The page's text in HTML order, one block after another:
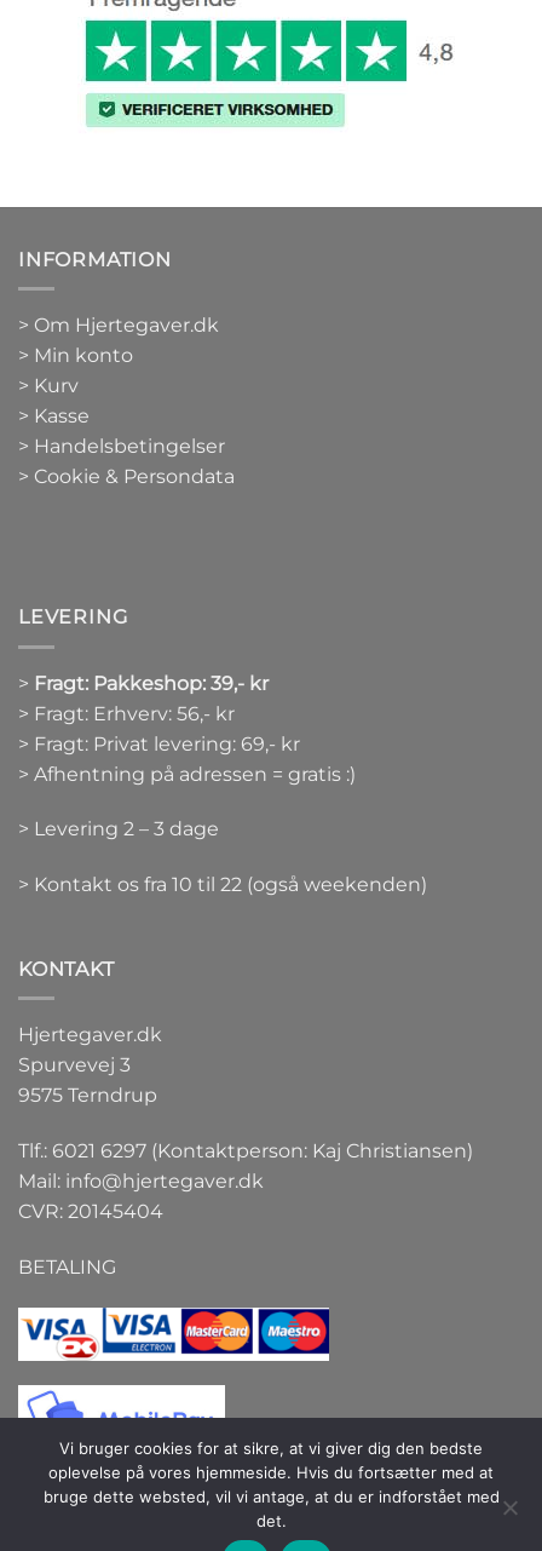
INFORMATION
> Om Hjertegaver.dk
> Min konto
> Kurv
> Kasse
> Handelsbetingelser
> Cookie & Persondata
LEVERING
> Fragt: Pakkeshop: 39,- kr
> Fragt: Erhverv: 56,- kr
> Fragt: Privat levering: 69,- kr
> Afhentning på adressen = gratis :)
> Levering 2 – 3 dage
> Kontakt os fra 10 til 22 (også weekenden)
KONTAKT
Hjertegaver.dk
Spurvevej 3
9575 Terndrup
Tlf.: 6021 6297 (Kontaktperson: Kaj Christiansen)
Mail: info@hjertegaver.dk
CVR: 20145404
BETALING
Hjertegaver.dk| Hjertegaver.dk er et
Vi bruger cookies for at sikre, at vi giver dig den bedste
oplevelse på vores hjemmeside. Hvis du fortsætter med at
bruge dette websted, vil vi antage, at du er indforstået med
det.